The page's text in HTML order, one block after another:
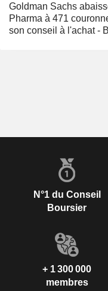
Goldman Sachs
Pharma à 471
son conseil à l'achat -
N°1 du Conseil
Boursier
+ 1 300 000
membres